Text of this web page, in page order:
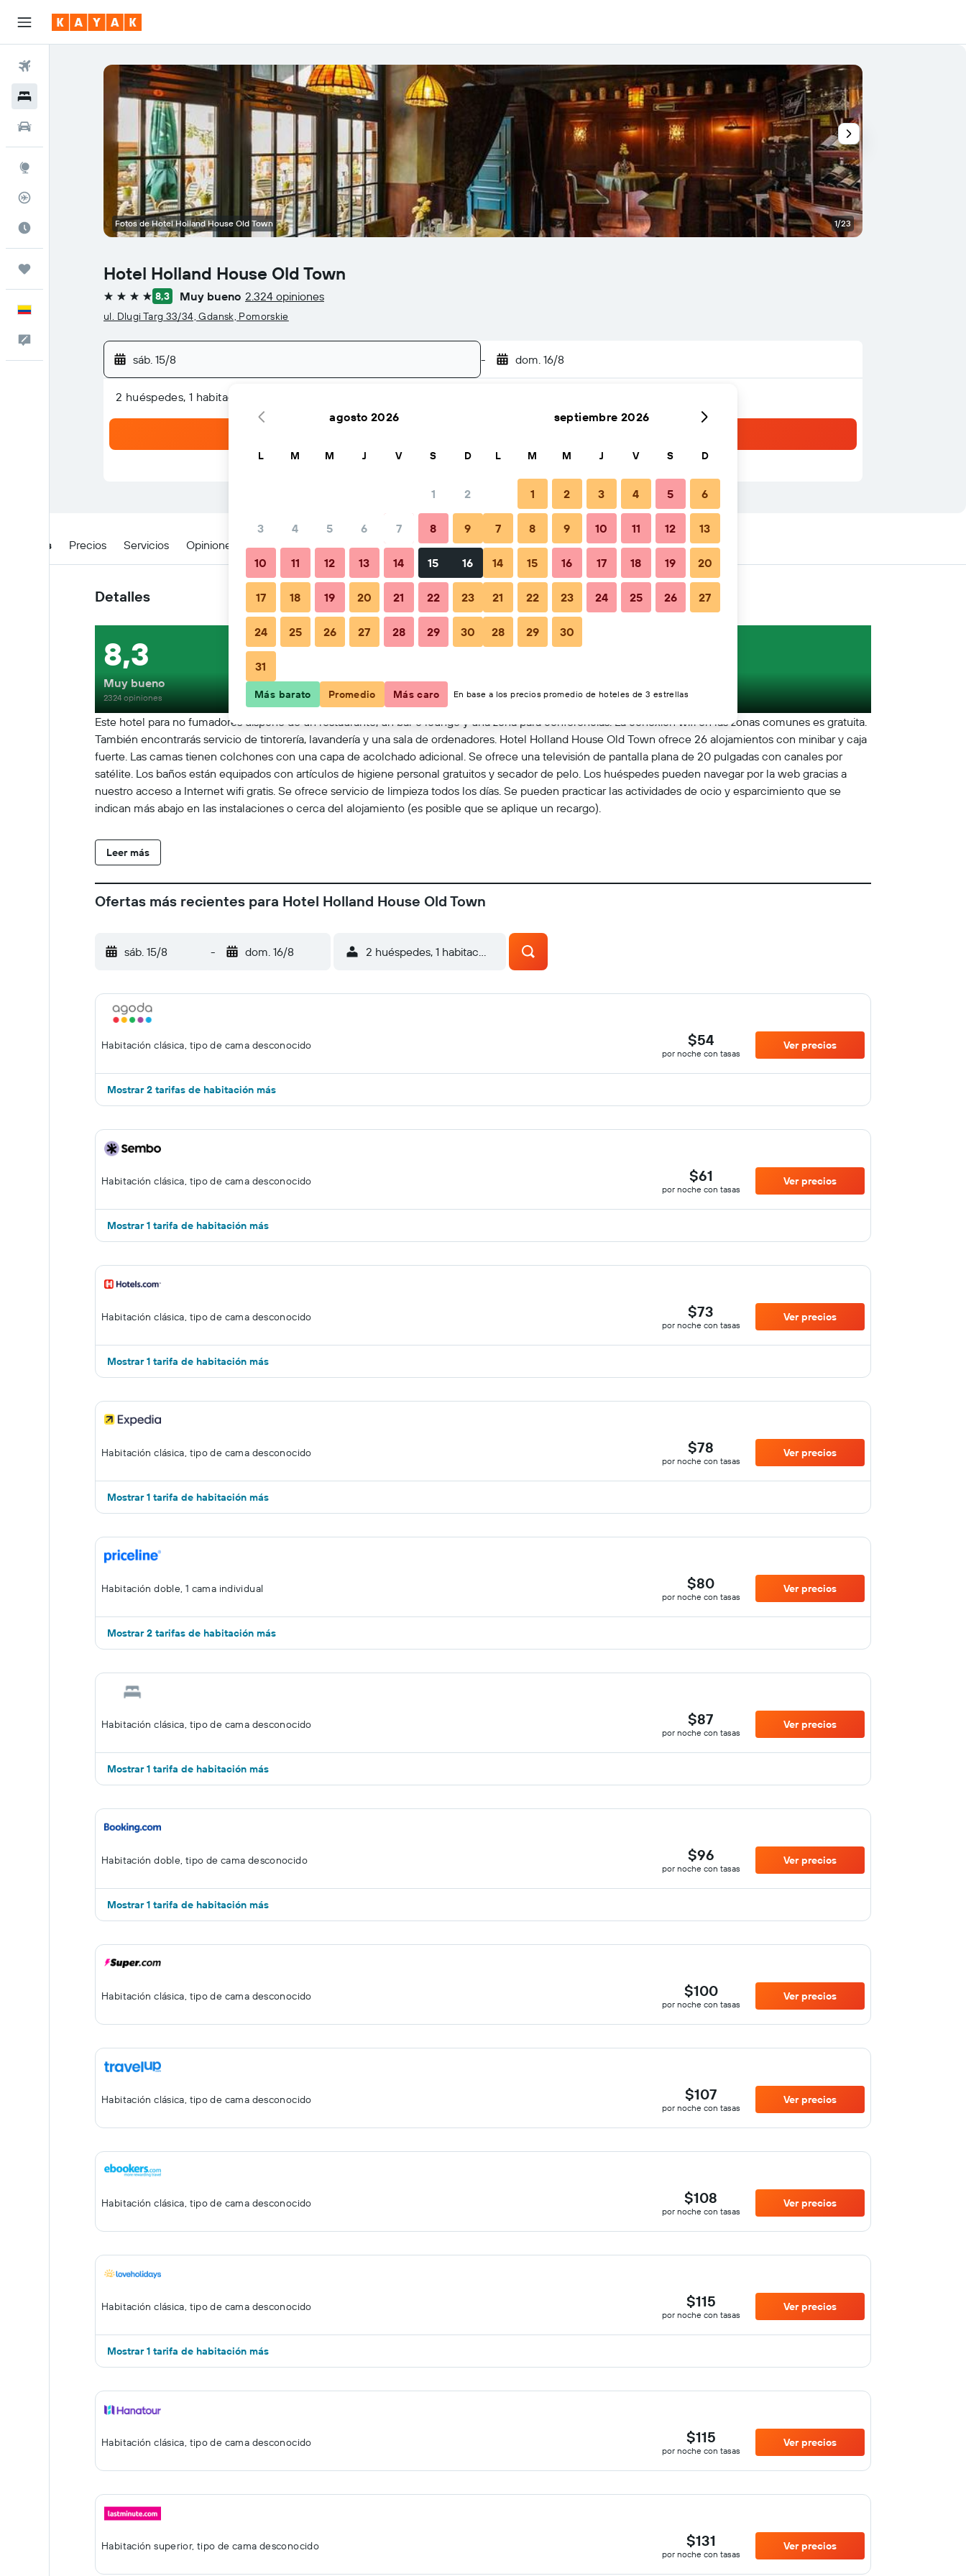
Comentarios
Hotel Holland House Old Town
4 estrellas8,3 Muy bueno 2.324 opiniones
ul. Dlugi Targ 33/34, Gdansk, Pomorskie
sáb. 15/8 - dom. 16/8
2 huéspedes, 1 habitación
Fotos de Hotel Holland House Old Town 1/23
Detalles Precios Servicios Opiniones Ubicación Consejos y preguntas frecuentes Alojamientos cercanos
Detalles
Este hotel para no fumadores dispone de un restaurante, un bar o lounge y una zona para conferencias. La conexión wifi en las zonas comunes es gratuita.
También encontrarás servicio de tintorería, lavandería y una sala de ordenadores. Hotel Holland House Old Town ofrece 26 alojamientos con minibar y caja
fuerte. Las camas tienen colchones con una capa de acolchado adicional. Se ofrece una televisión de pantalla plana de 20 pulgadas con canales por
satélite. Los baños están equipados con artículos de higiene personal gratuitos y secador de pelo. Los huéspedes pueden navegar por la web gracias a
nuestro acceso a Internet wifi gratis. Se ofrece servicio de limpieza todos los días. Se pueden practicar las actividades de ocio y esparcimiento que se
indican más abajo en las instalaciones o cerca del alojamiento (es posible que se aplique un recargo).
Leer más
8,3
Muy bueno
2324 opiniones
Ofertas más recientes para Hotel Holland House Old Town
sáb. 15/8 - dom. 16/8 2 huéspedes, 1 habitación
Habitación clásica, tipo de cama desconocido $54
por noche con tasas
Ver precios
Mostrar 2 tarifas de habitación más
Habitación clásica, tipo de cama desconocido $61
por noche con tasas
Ver precios
Mostrar 1 tarifa de habitación más
Habitación clásica, tipo de cama desconocido $73
por noche con tasas
Ver precios
Mostrar 1 tarifa de habitación más
Habitación clásica, tipo de cama desconocido $78
por noche con tasas
Ver precios
Mostrar 1 tarifa de habitación más
Habitación doble, 1 cama individual $80
por noche con tasas
Ver precios
Mostrar 2 tarifas de habitación más
Habitación clásica, tipo de cama desconocido $87
por noche con tasas
Ver precios
Mostrar 1 tarifa de habitación más
Habitación doble, tipo de cama desconocido $96
por noche con tasas
Ver precios
Mostrar 1 tarifa de habitación más
Habitación clásica, tipo de cama desconocido $100
por noche con tasas
Ver precios
Habitación clásica, tipo de cama desconocido $107
por noche con tasas
Ver precios
Habitación clásica, tipo de cama desconocido $108
por noche con tasas
Ver precios
Habitación clásica, tipo de cama desconocido $115
por noche con tasas
Ver precios
Mostrar 1 tarifa de habitación más
Habitación clásica, tipo de cama desconocido $115
por noche con tasas
Ver precios
Habitación superior, tipo de cama desconocido $131
por noche con tasas
Ver precios
agosto 2026
L M M J V S D
1 2
3 4 5 6 7 8 9
10 11 12 13 14 15 16
17 18 19 20 21 22 23
24 25 26 27 28 29 30
31
septiembre 2026
L M M J V S D
1 2 3 4 5 6
7 8 9 10 11 12 13
14 15 16 17 18 19 20
21 22 23 24 25 26 27
28 29 30
Más barato Promedio Más caro En base a los precios promedio de hoteles de 3 estrellas